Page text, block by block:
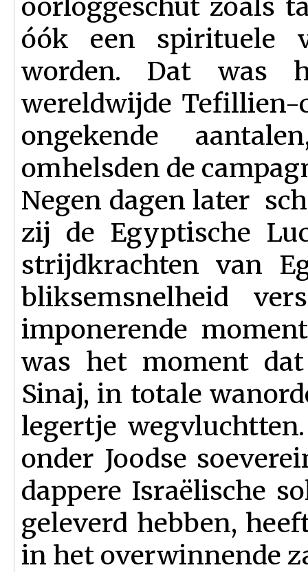
oorloggeschut zoals
óók een spirituele
worden. Dat was
wereldwijde Tefillien-
ongekende
omhelsden de
Negen dagen later
zij de Egyptische
strijdkrachten van
bliksemsnelheid
imponerende
was het moment
Sinaj, in totale
legertje
onder Joodse
dappere Israëlische
geleverd hebben,
in het overwinnende